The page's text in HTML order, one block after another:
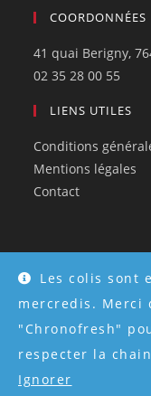
Les colis sont
mercredis.
"Chronofresh"
respecter la
Ignorer
COORDONNÉES
41 quai Berigny,
02 35 28 00 55
LIENS UTILES
Conditions
Mentions légales
Contact